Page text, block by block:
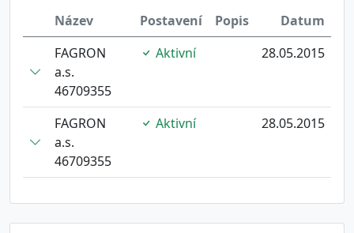
Název
Postavení Popis
Datum
FAGRON
a.s.
46709355
Aktivní 28.05.2015
FAGRON
a.s.
46709355
Aktivní 28.05.2015